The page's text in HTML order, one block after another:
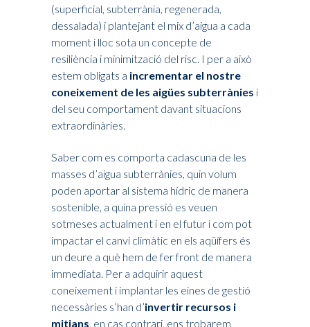
(superficial, subterrània, regenerada,
dessalada) i plantejant el mix d’aigua a cada
moment i lloc sota un concepte de
resiliència i minimització del risc. I per a això
estem obligats a incrementar el nostre
coneixement de les aigües subterrànies i
del seu comportament davant situacions
extraordinàries.
Saber com es comporta cadascuna de les
masses d’aigua subterrànies, quin volum
poden aportar al sistema hídric de manera
sostenible, a quina pressió es veuen
sotmeses actualment i en el futur i com pot
impactar el canvi climàtic en els aqüífers és
un deure a què hem de fer front de manera
immediata. Per a adquirir aquest
coneixement i implantar les eines de gestió
necessàries s’han d’invertir recursos i
mitjans, en cas contrari, ens trobarem